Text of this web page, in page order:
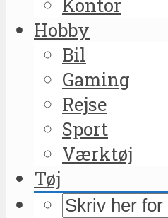
Hobby
Bil
Gaming
Rejse
Sport
Værktøj
Tøj